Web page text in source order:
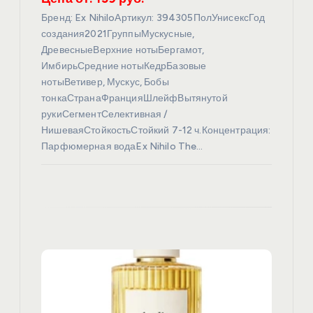
Бренд: Ex NihiloАртикул: 394305ПолУнисексГод
создания2021ГруппыМускусные,
ДревесныеВерхние нотыБергамот,
ИмбирьСредние нотыКедрБазовые
нотыВетивер, Мускус, Бобы
тонкаСтранаФранцияШлейфВытянутой
рукиСегментСелективная /
НишеваяСтойкостьСтойкий 7-12 ч.Концентрация:
Парфюмерная водаEx Nihilo The…